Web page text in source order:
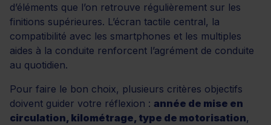
d’éléments que l’on retrouve régulièrement sur les
finitions supérieures. L’écran tactile central, la
compatibilité avec les smartphones et les multiples
aides à la conduite renforcent l’agrément de conduite
au quotidien.
Pour faire le bon choix, plusieurs critères objectifs
doivent guider votre réflexion : année de mise en
circulation, kilométrage, type de motorisation,